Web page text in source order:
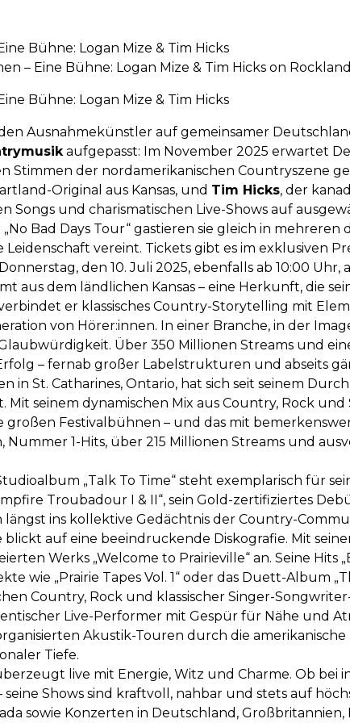
Bühne: Logan Mize & Tim Hicks
– Eine Bühne: Logan Mize & Tim Hicks on
Bühne: Logan Mize & Tim Hicks
Ausnahmekünstler auf gemeinsamer
aufgepasst: Im November 2025 erwartet
Stimmen der nordamerikanischen Countryszene
Original aus Kansas, und Tim Hicks, der
Songs und charismatischen Live-Shows auf
Bad Days Tour“ gastieren sie gleich in
Leidenschaft vereint. Tickets gibt es im exklusiven
den 10. Juli 2025, ebenfalls ab 10:00
aus dem ländlichen Kansas – eine Herkunft, die
er klassisches Country-Storytelling mit
von Hörer:innen. In einer Branche, in der
Über 350 Millionen Streams und
– fernab großer Labelstrukturen und abseits
in St. Catharines, Ontario, hat sich seit seinem
Mit seinem dynamischen Mix aus Country, Rock
großen Festivalbühnen – und das mit
Nummer 1-Hits, über 215 Millionen Streams und
„Talk To Time“ steht exemplarisch für
Troubadour I & II“, sein Gold-zertifiziertes
längst ins kollektive Gedächtnis der Country-
blickt auf eine beeindruckende Diskografie. Mit
Werks „Welcome to Prairieville“ an. Seine
wie „Prairie Tapes Vol. 1“ oder das Duett-Album
Country, Rock und klassischer Singer-
Live-Performer mit Gespür für Nähe und
Akustik-Touren durch die
Tiefe.
live mit Energie, Witz und Charme. Ob bei
seine Shows sind kraftvoll, nahbar und stets auf
sowie Konzerten in Deutschland,